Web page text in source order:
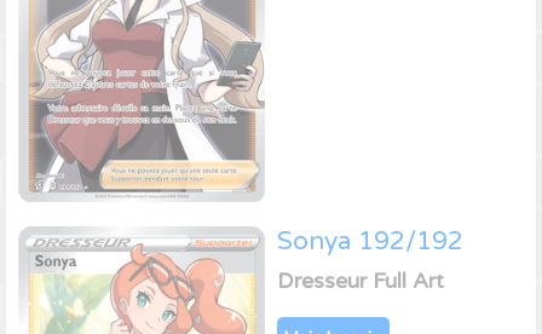
Sonya 192/192
Dresseur Full Art